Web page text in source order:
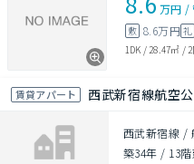
万円 /
敷 8.6万円礼
1DK / 28.47㎡ /
賃貸アパート 西武新宿線航空
西武新宿線 /
築34年 / 13